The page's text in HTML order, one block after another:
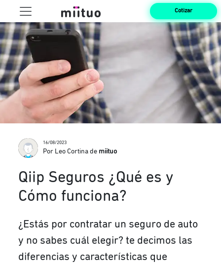
Cotizar
16/08/2023
Por Leo Cortina de miituo
Qiip Seguros ¿Qué es y
Cómo funciona?
¿Estás por contratar un seguro de auto
y no sabes cuál elegir? te decimos las
diferencias y características que